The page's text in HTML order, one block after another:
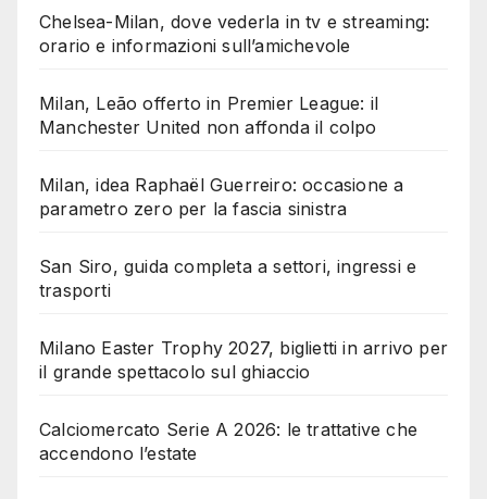
Chelsea-Milan, dove vederla in tv e streaming:
orario e informazioni sull’amichevole
Milan, Leão offerto in Premier League: il
Manchester United non affonda il colpo
Milan, idea Raphaël Guerreiro: occasione a
parametro zero per la fascia sinistra
San Siro, guida completa a settori, ingressi e
trasporti
Milano Easter Trophy 2027, biglietti in arrivo per
il grande spettacolo sul ghiaccio
Calciomercato Serie A 2026: le trattative che
accendono l’estate